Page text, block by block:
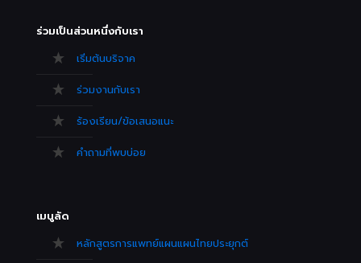
ร่วมเป็นส่วนหนึ่งกับเรา
เริ่มต้นบริจาค
ร่วมงานกับเรา
ร้องเรียน/ข้อเสนอแนะ
คำถามที่พบบ่อย
เมนูลัด
หลักสูตรการแพทย์แผนแผนไทยประยุกต์